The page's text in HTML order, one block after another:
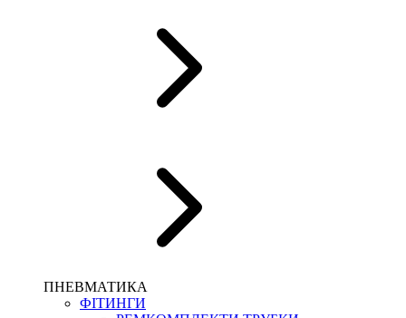
ПНЕВМАТИКА
ФІТИНГИ